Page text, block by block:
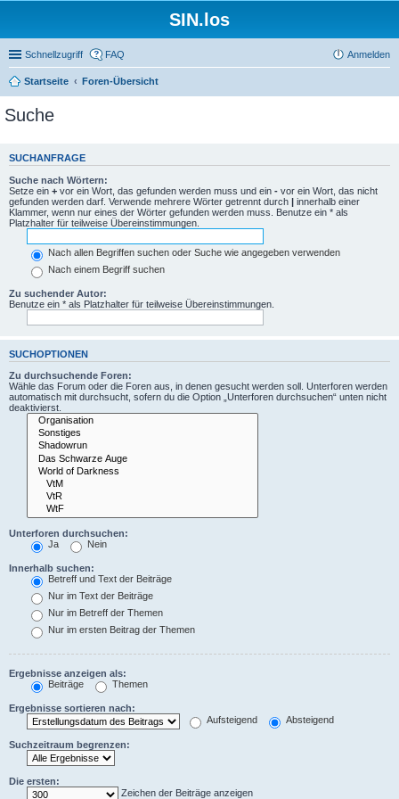
SIN.los
Schnellzugriff FAQ Anmelden
Startseite Foren-Übersicht
Suche
SUCHANFRAGE
Suche nach Wörtern:
Setze ein + vor ein Wort, das gefunden werden muss und ein - vor ein Wort, das nicht
gefunden werden darf. Verwende mehrere Wörter getrennt durch | innerhalb einer
Klammer, wenn nur eines der Wörter gefunden werden muss. Benutze ein * als
Platzhalter für teilweise Übereinstimmungen.
Nach allen Begriffen suchen oder Suche wie angegeben verwenden
Nach einem Begriff suchen
Zu suchender Autor:
Benutze ein * als Platzhalter für teilweise Übereinstimmungen.
SUCHOPTIONEN
Zu durchsuchende Foren:
Wähle das Forum oder die Foren aus, in denen gesucht werden soll. Unterforen werden
automatisch mit durchsucht, sofern du die Option „Unterforen durchsuchen“ unten nicht
deaktivierst.
Unterforen durchsuchen:
Ja
Nein
Innerhalb suchen:
Betreff und Text der Beiträge
Nur im Text der Beiträge
Nur im Betreff der Themen
Nur im ersten Beitrag der Themen
Ergebnisse anzeigen als:
Beiträge
Themen
Ergebnisse sortieren nach:
Aufsteigend
Absteigend
Suchzeitraum begrenzen:
Die ersten:
Zeichen der Beiträge anzeigen